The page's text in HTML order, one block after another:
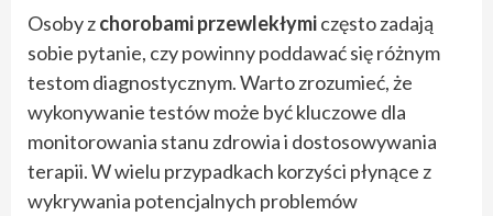
Osoby zchorobami przewlekłymiczęsto zadają
sobie pytanie, czy powinny poddawać się różnym
testom diagnostycznym. Warto zrozumieć, że
wykonywanie testów może być kluczowe dla
monitorowania stanu zdrowia i dostosowywania
terapii. W wielu przypadkach korzyści płynące z
wykrywania potencjalnych problemów